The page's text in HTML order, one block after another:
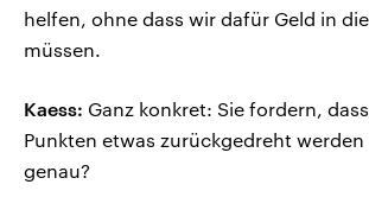
helfen, ohne dass wir dafür Geld in
müssen.
Kaess: Ganz konkret: Sie fordern,
Punkten etwas zurückgedreht werden
genau?